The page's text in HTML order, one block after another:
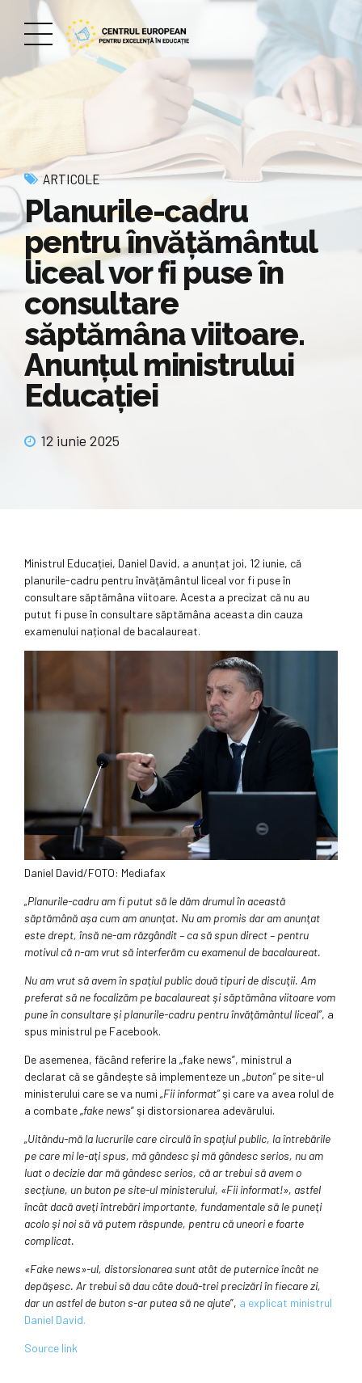
ARTICOLE
Planurile-cadru
pentru învăţământul
liceal vor fi puse în
consultare
săptămâna viitoare.
Anunțul ministrului
Educației
12 iunie 2025
Ministrul Educației, Daniel David, a anunțat joi, 12 iunie, că
planurile-cadru pentru învăţământul liceal vor fi puse în
consultare săptămâna viitoare. Acesta a precizat că nu au
putut fi puse în consultare săptămâna aceasta din cauza
examenului național de bacalaureat.
Daniel David/FOTO: Mediafax
„Planurile-cadru am fi putut să le dăm drumul în această
săptămână aşa cum am anunţat. Nu am promis dar am anunţat
este drept, însă ne-am răzgândit – ca să spun direct – pentru
motivul că n-am vrut să interferăm cu examenul de bacalaureat.
Nu am vrut să avem în spaţiul public două tipuri de discuţii. Am
preferat să ne focalizăm pe bacalaureat şi săptămâna viitoare vom
pune în consultare şi planurile-cadru pentru învăţământul liceal”, a
spus ministrul pe Facebook.
De asemenea, făcând referire la „fake news”, ministrul a
declarat că se gândeşte să implementeze un „buton”pe site-ul
ministerului care se va numi „Fii informat”şi care va avea rolul de
a combate „fake news” şi distorsionarea adevărului.
„Uitându-mă la lucrurile care circulă în spaţiul public, la întrebările
pe care mi le-aţi spus, mă gândesc şi mă gândesc serios, nu am
luat o decizie dar mă gândesc serios, că ar trebui să avem o
secţiune, un buton pe site-ul ministerului, «Fii informat!», astfel
încât dacă aveţi întrebări importante, fundamentale să le puneţi
acolo şi noi să vă putem răspunde, pentru că uneori e foarte
complicat.
«Fake news»-ul, distorsionarea sunt atât de puternice încât ne
depăşesc. Ar trebui să dau câte două-trei precizări în fiecare zi,
dar un astfel de buton s-ar putea să ne ajute”, a explicat ministrul
Daniel David.
Source link